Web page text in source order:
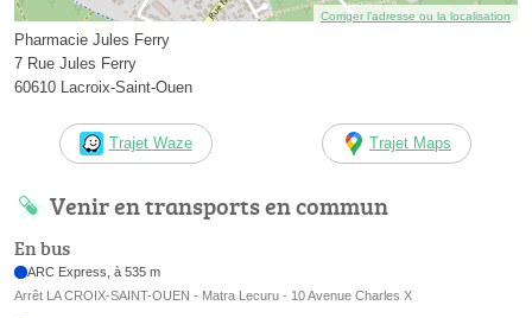
Corriger l’adresse ou la localisation
Pharmacie Jules Ferry
7 Rue Jules Ferry
60610 Lacroix-Saint-Ouen
Trajet Waze Trajet Maps
Venir en transports en commun
En bus
ARC Express, à 535 m
Arrêt LA CROIX-SAINT-OUEN - Matra Lecuru - 10 Avenue Charles X